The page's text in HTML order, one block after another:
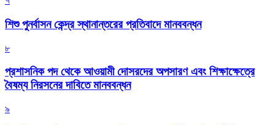
শিশু পুনর্বাসন কেন্দ্র স্থানান্তরের প্রতিবাদে মানববন্ধন
৮
প্রশাসনিক পদ থেকে আওয়ামী দোসরদের অপসারণ এবং শিক্ষাক্ষেত্রে
বৈষম্য নিরসনের দাবিতে মানববন্ধন
৯